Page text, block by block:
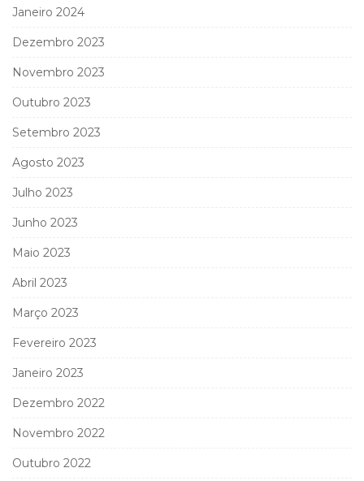
Janeiro 2024
Dezembro 2023
Novembro 2023
Outubro 2023
Setembro 2023
Agosto 2023
Julho 2023
Junho 2023
Maio 2023
Abril 2023
Março 2023
Fevereiro 2023
Janeiro 2023
Dezembro 2022
Novembro 2022
Outubro 2022